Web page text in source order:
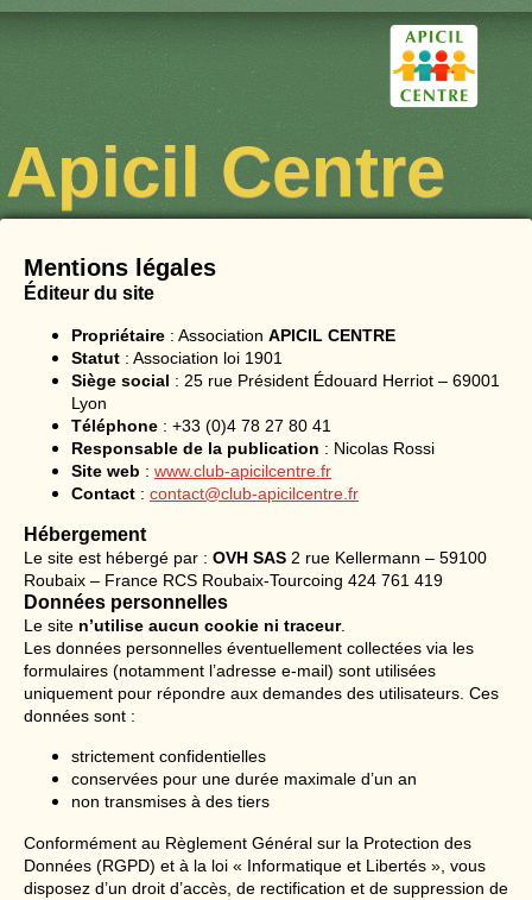
Apicil Centre
Mentions légales
Éditeur du site
Propriétaire : Association APICIL CENTRE
Statut : Association loi 1901
Siège social : 25 rue Président Édouard Herriot – 69001
Lyon
Téléphone : +33 (0)4 78 27 80 41
Responsable de la publication : Nicolas Rossi
Site web : www.club-apicilcentre.fr
Contact : contact@club-apicilcentre.fr
Hébergement
Le site est hébergé par : OVH SAS 2 rue Kellermann – 59100
Roubaix – France RCS Roubaix-Tourcoing 424 761 419
Données personnelles
Le site n’utilise aucun cookie ni traceur.
Les données personnelles éventuellement collectées via les
formulaires (notamment l’adresse e-mail) sont utilisées
uniquement pour répondre aux demandes des utilisateurs. Ces
données sont :
strictement confidentielles
conservées pour une durée maximale d’un an
non transmises à des tiers
Conformément au Règlement Général sur la Protection des
Données (RGPD) et à la loi « Informatique et Libertés », vous
disposez d’un droit d’accès, de rectification et de suppression de